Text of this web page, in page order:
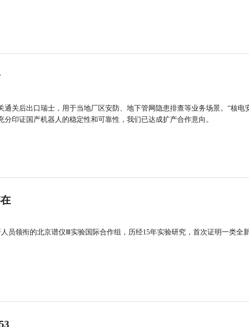
关后出口瑞士，用于当地厂区安防、地下管网隐患排查等业务场景。“核电
印证国产机器人的稳定性和可靠性，我们已达成扩产合作意向。
员领衔的北京谱仪Ⅲ实验国际合作组，历经15年实验研究，首次证明一类全